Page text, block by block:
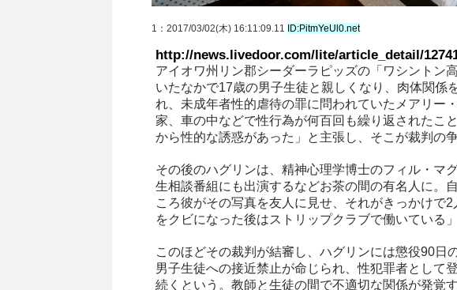
1 ：2017/03/02(木) 16:11:09.11 ID:PitmYeUl0.net
http://news.livedoor.com/lite/article_detail/
アイオワ州リン郡シーダーラピッズの「ワシントン
いたなかで17歳の男子生徒と親しくなり、肉体関係
れ、未成年者性的虐待の罪に問われていたメアリー
家、車の中などで性行為が何百回も繰り返されたこ
から性的な誘惑があった」と主張し、そこが裁判の
その後のハグリンは、精神心理学博士のフィル・マ
生相談番組にも出演するなどお茶の間の有名人に。
ころ彼がその写真を友人に見せ、それがきっかけで
をクビになった後はストリップクラブで働いている
このほどその裁判が結審し、ハグリンには懲役90日
男子生徒への接近禁止が命じられ、性犯罪者として
続くという。教師と生徒の間で不適切な関係が発覚